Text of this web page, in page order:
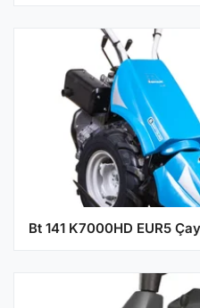
Bt 141 K7000HD EUR5